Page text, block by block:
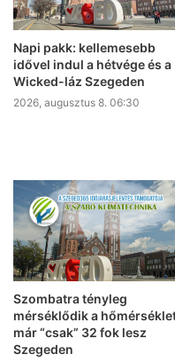
Napi pakk: kellemesebb
idővel indul a hétvége és a
Wicked-láz Szegeden
2026, augusztus 8. 06:30
Szombatra tényleg
mérséklődik a
már “csak” 32 fok lesz
Szegeden